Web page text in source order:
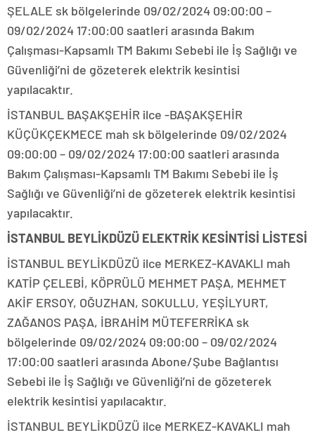
ŞELALE sk bölgelerinde 09/02/2024 09:00:00 –
09/02/2024 17:00:00 saatleri arasında Bakım
Çalışması-Kapsamlı TM Bakımı Sebebi ile İş Sağlığı ve
Güvenliği’ni de gözeterek elektrik kesintisi
yapılacaktır.
İSTANBUL BAŞAKŞEHİR ilce -BAŞAKŞEHİR
KÜÇÜKÇEKMECE mah sk bölgelerinde 09/02/2024
09:00:00 – 09/02/2024 17:00:00 saatleri arasında
Bakım Çalışması-Kapsamlı TM Bakımı Sebebi ile İş
Sağlığı ve Güvenliği’ni de gözeterek elektrik kesintisi
yapılacaktır.
İSTANBUL BEYLİKDÜZÜ ELEKTRİK KESİNTİSİ LİSTESİ
İSTANBUL BEYLİKDÜZÜ ilce MERKEZ-KAVAKLI mah
KATİP ÇELEBİ, KÖPRÜLÜ MEHMET PAŞA, MEHMET
AKİF ERSOY, OĞUZHAN, SOKULLU, YEŞİLYURT,
ZAĞANOS PAŞA, İBRAHİM MÜTEFERRİKA sk
bölgelerinde 09/02/2024 09:00:00 – 09/02/2024
17:00:00 saatleri arasında Abone/Şube Bağlantısı
Sebebi ile İş Sağlığı ve Güvenliği’ni de gözeterek
elektrik kesintisi yapılacaktır.
İSTANBUL BEYLİKDÜZÜ ilce MERKEZ-KAVAKLI mah